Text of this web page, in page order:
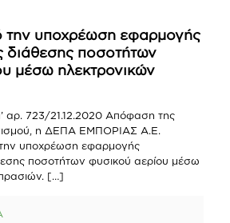
την υποχρέωση εφαρμογής
διάθεσης ποσοτήτων
μέσω ηλεκτρονικών
αρ. 723/21.12.2020 Απόφαση της
η ΔΕΠΑ ΕΜΠΟΡΙΑΣ Α.Ε.
υποχρέωση εφαρμογής
ποσοτήτων φυσικού αερίου μέσω
[…]